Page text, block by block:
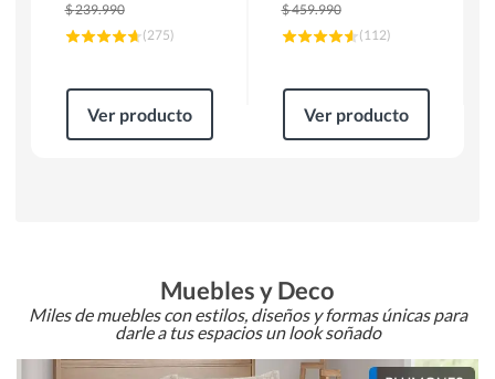
$239.990
(275)
Ver producto
$459.990
(112)
Ver producto
Muebles y Deco
Miles de muebles con estilos, diseños y formas únicas para
darle a tus espacios un look soñado